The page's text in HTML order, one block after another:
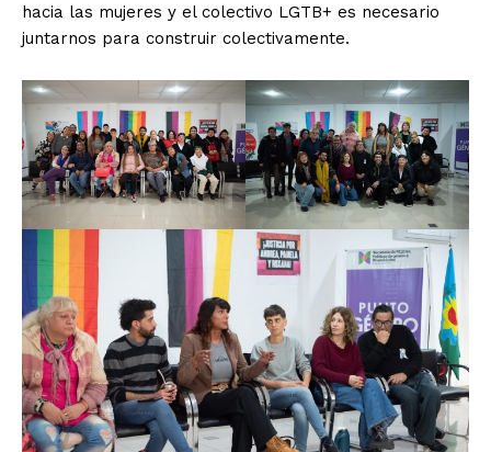
hacia las mujeres y el colectivo LGTB+ es necesario
juntarnos para construir colectivamente.